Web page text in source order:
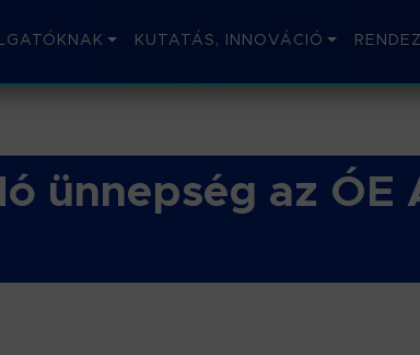
KUTATÁS, INNOVÁCIÓ
ünnepség az ÓE